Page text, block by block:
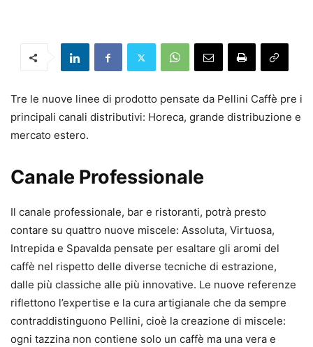
Tre le nuove linee di prodotto pensate da Pellini Caffè pre i
principali canali distributivi: Horeca, grande distribuzione e
mercato estero.
Canale Professionale
Il canale professionale, bar e ristoranti, potrà presto
contare su quattro nuove miscele: Assoluta, Virtuosa,
Intrepida e Spavalda pensate per esaltare gli aromi del
caffè nel rispetto delle diverse tecniche di estrazione,
dalle più classiche alle più innovative. Le nuove referenze
riflettono l’expertise e la cura artigianale che da sempre
contraddistinguono Pellini, cioè la creazione di miscele:
ogni tazzina non contiene solo un caffè ma una vera e